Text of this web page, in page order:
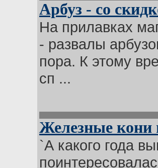
Арбуз - со
На прилавках
- развалы
пора. К этому
сп ...
Железные кони
`А какого года